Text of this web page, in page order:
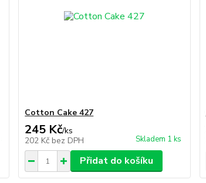
Cotton Cake 427
245 Kč/ks
202 Kč bez DPH Skladem 1 ks
Přidat do košíku